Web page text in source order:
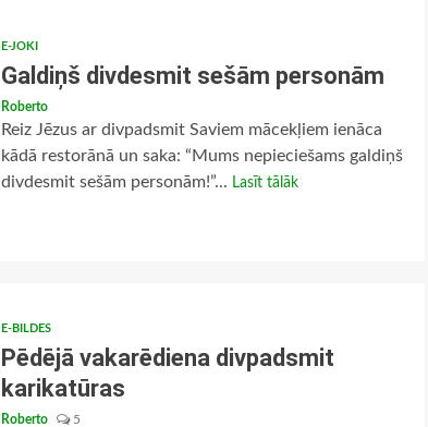
E-JOKI
Galdiņš divdesmit sešām personām
Roberto
Reiz Jēzus ar divpadsmit Saviem mācekļiem ienāca
kādā restorānā un saka: “Mums nepieciešams galdiņš
divdesmit sešām personām!”... Lasīt tālāk
E-BILDES
Pēdējā vakarēdiena divpadsmit
karikatūras
Roberto 5